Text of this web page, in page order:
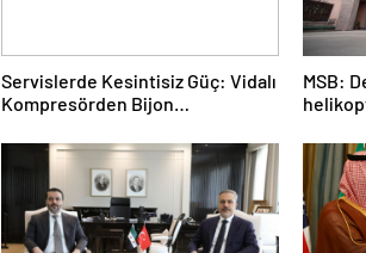
Servislerde Kesintisiz Güç: Vidalı
Kompresörden Bijon
MSB: